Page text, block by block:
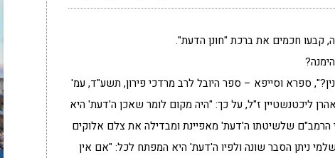
חכמים את ברכת "חונן הדעת".
ספרא וסייפא – ספר היובל לרב מרדכי פירון, תשע"ד, עמ'
אהרן ליכטנשטיין ז"ל, על כך: "היה מקום לומר שאכן ה'דעת' היא
הרמב"ם שלשיטתו ה'דעת' מאפיינת ומבדילה את צלם אלוקים
ניתן הסבר שונה ולפיו ה'דעת' היא המפתח לכל: "אם אין